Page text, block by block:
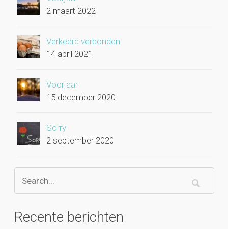
2 maart 2022
Verkeerd verbonden
14 april 2021
Voorjaar
15 december 2020
Sorry
2 september 2020
Recente berichten